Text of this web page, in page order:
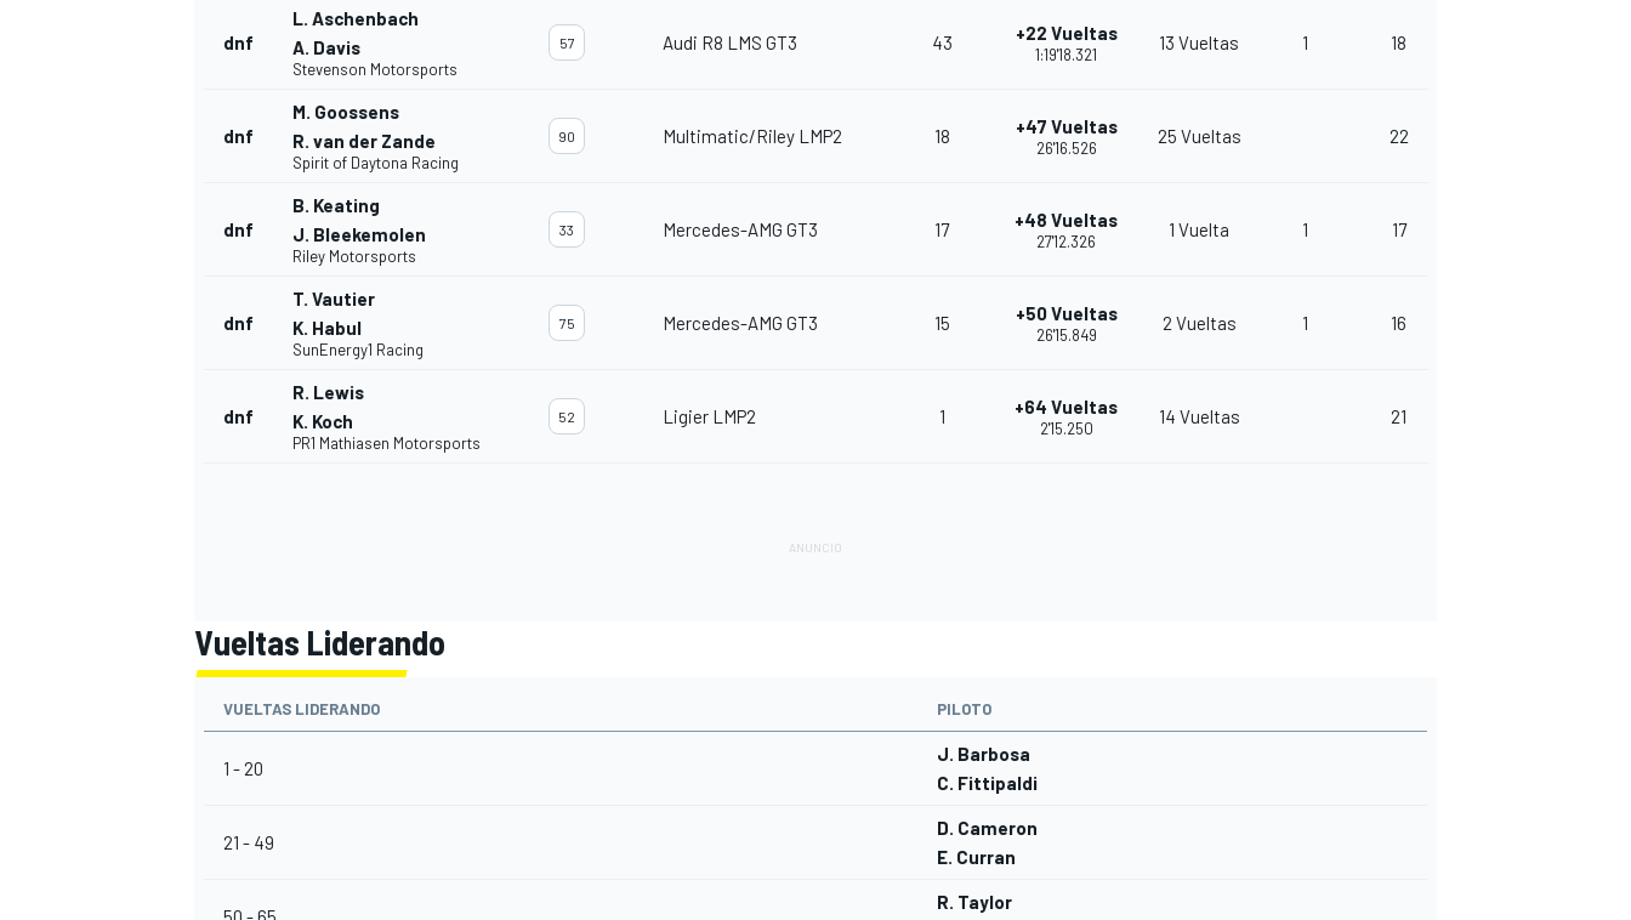
dnf
L. Aschenbach
A. Davis
Stevenson Motorsports
57 Audi R8 LMS GT3 43 +22 Vueltas
1:19'18.321
13 Vueltas 1 18
dnf
M. Goossens
R. van der Zande
Spirit of Daytona Racing
90 Multimatic/Riley LMP2 18 +47 Vueltas
26'16.526
25 Vueltas 22
dnf
B. Keating
J. Bleekemolen
Riley Motorsports
33 Mercedes-AMG GT3 17 +48 Vueltas
27'12.326
1 Vuelta 1 17
dnf
T. Vautier
K. Habul
SunEnergy1 Racing
75 Mercedes-AMG GT3 15 +50 Vueltas
26'15.849
2 Vueltas 1 16
dnf
R. Lewis
K. Koch
PR1 Mathiasen Motorsports
52 Ligier LMP2 1 +64 Vueltas
2'15.250
14 Vueltas 21
Vueltas Liderando
VUELTAS LIDERANDO PILOTO
1 - 20
J. Barbosa
C. Fittipaldi
21 - 49
D. Cameron
E. Curran
R. Taylor